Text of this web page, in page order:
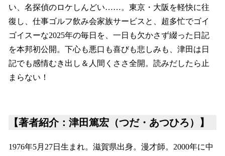
い、名探偵のロケしんどい……。東京・大阪を軽快に往
復し、仕事ゴルフ飲み会家族サービスと、超多忙でゴイ
ゴイスーな2025年の毎日を、一日も欠かさず綴った日記
を本邦初公開。下心も悪口も喜びも悲しみも、津田は日
記でも感情むき出し＆人間くささ全開。読みだしたら止
まらない！
【著者紹介：津田篤宏（つだ・あつひろ）】
1976年5月27日生まれ。滋賀県出身。漫才師。2000年に中